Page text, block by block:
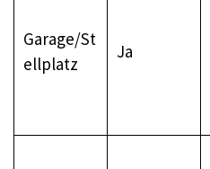
Garage/St
ellplatz
Ja